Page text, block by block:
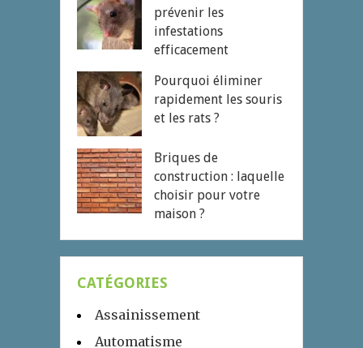
prévenir les
infestations
efficacement
Pourquoi éliminer
rapidement les souris
et les rats ?
Briques de
construction : laquelle
choisir pour votre
maison ?
CATÉGORIES
Assainissement
Automatisme